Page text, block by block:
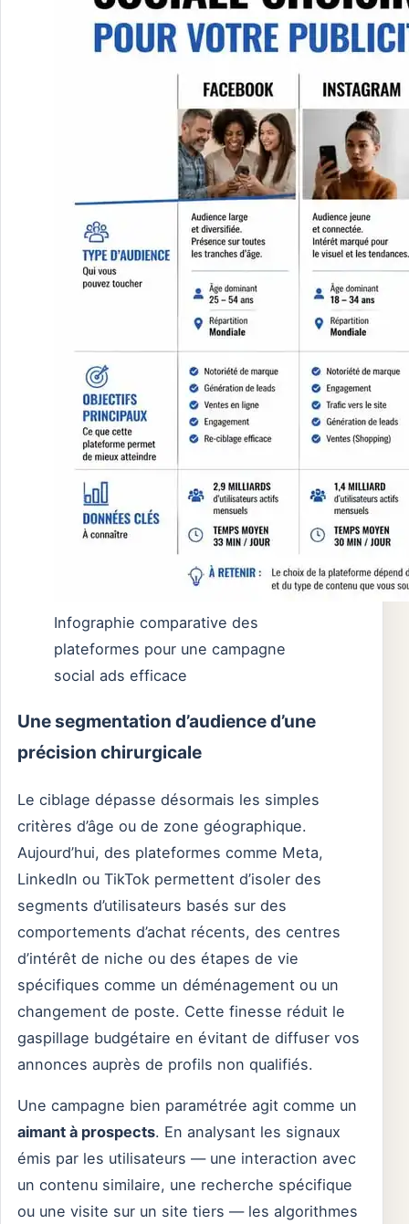
Infographie comparative des
plateformes pour une campagne
social ads efficace
Une segmentation d’audience d’une
précision chirurgicale
Le ciblage dépasse désormais les simples
critères d’âge ou de zone géographique.
Aujourd’hui, des plateformes comme Meta,
LinkedIn ou TikTok permettent d’isoler des
segments d’utilisateurs basés sur des
comportements d’achat récents, des centres
d’intérêt de niche ou des étapes de vie
spécifiques comme un déménagement ou un
changement de poste. Cette finesse réduit le
gaspillage budgétaire en évitant de diffuser vos
annonces auprès de profils non qualifiés.
Une campagne bien paramétrée agit comme un
aimant à prospects. En analysant les signaux
émis par les utilisateurs — une interaction avec
un contenu similaire, une recherche spécifique
ou une visite sur un site tiers — les algorithmes